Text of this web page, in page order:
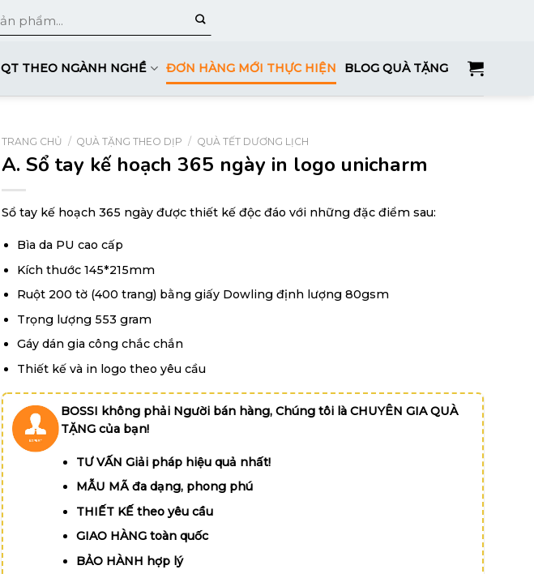
QT THEO NGÀNH NGHỀ ĐƠN HÀNG MỚI THỰC HIỆN BLOG QUÀ TẶNG
TRANG CHỦ / QUÀ TẶNG THEO DỊP / QUÀ TẾT DƯƠNG LỊCH
A. Sổ tay kế hoạch 365 ngày in logo unicharm
Sổ tay kế hoạch 365 ngày được thiết kế độc đáo với những đặc điểm sau:
Bìa da PU cao cấp
Kích thước 145*215mm
Ruột 200 tờ (400 trang) bằng giấy Dowling định lượng 80gsm
Trọng lượng 553 gram
Gáy dán gia công chắc chắn
Thiết kế và in logo theo yêu cầu
BOSSI không phải Người bán hàng, Chúng tôi là CHUYÊN GIA QUÀ
TẶNG của bạn!
TƯ VẤN Giải pháp hiệu quả nhất!
MẪU MÃ đa dạng, phong phú
THIẾT KẾ theo yêu cầu
GIAO HÀNG toàn quốc
BẢO HÀNH hợp lý